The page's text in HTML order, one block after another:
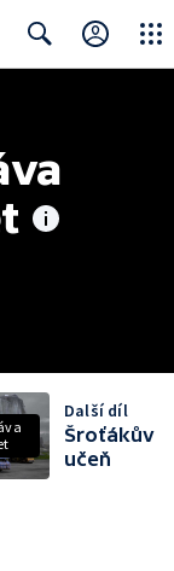
Další díl
Šroťákův
učeň